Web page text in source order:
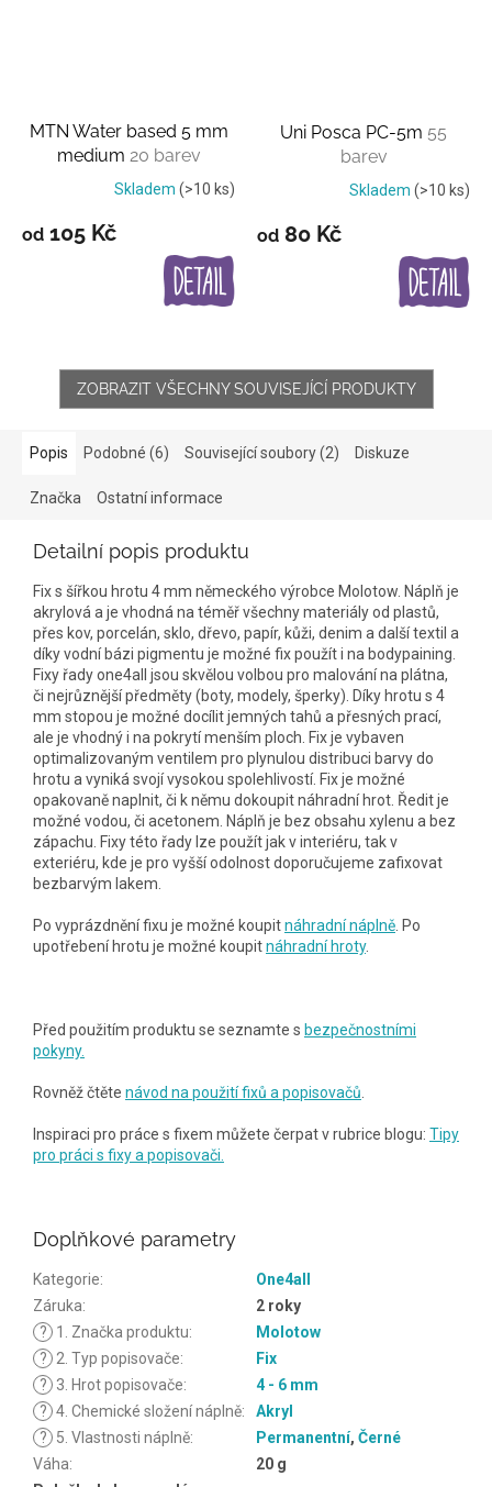
MTN Water based 5 mm
medium 20 barev
Skladem (>10 ks)
od 105 Kč
Uni Posca PC-5m 55
barev
Skladem (>10 ks)
od 80 Kč
ZOBRAZIT VŠECHNY SOUVISEJÍCÍ PRODUKTY
Popis Podobné (6) Související soubory (2) Diskuze
Značka Ostatní informace
Detailní popis produktu
Fix s šířkou hrotu 4 mm německého výrobce Molotow. Náplň je
akrylová a je vhodná na téměř všechny materiály od plastů,
přes kov, porcelán, sklo, dřevo, papír, kůži, denim a další textil a
díky vodní bázi pigmentu je možné fix použít i na bodypaining.
Fixy řady one4all jsou skvělou volbou pro malování na plátna,
či nejrůznější předměty (boty, modely, šperky). Díky hrotu s 4
mm stopou je možné docílit jemných tahů a přesných prací,
ale je vhodný i na pokrytí menším ploch. Fix je vybaven
optimalizovaným ventilem pro plynulou distribuci barvy do
hrotu a vyniká svojí vysokou spolehlivostí. Fix je možné
opakovaně naplnit, či k němu dokoupit náhradní hrot. Ředit je
možné vodou, či acetonem. Náplň je bez obsahu xylenu a bez
zápachu. Fixy této řady lze použít jak v interiéru, tak v
exteriéru, kde je pro vyšší odolnost doporučujeme zafixovat
bezbarvým lakem.
Po vyprázdnění fixu je možné koupitnáhradní náplně . Po
upotřebení hrotu je možné koupitnáhradní hroty.
Před použitím produktu se seznamte s bezpečnostními
pokyny.
Rovněž čtěte návod na použití fixů a popisovačů
Inspiraci pro práce s fixem můžete čerpat v rubrice blogu: Tipy
pro práci s fixy a popisovači.
Doplňkové parametry
Kategorie:
One4all
Záruka:
2 roky
?
1. Značka produktu:
Molotow
?
2. Typ popisovače:
Fix
?
3. Hrot popisovače:
4 - 6 mm
? 4. Chemické složení náplně:
Akryl
?
5. Vlastnosti náplně: Permanentní, Černé
Váha:
20 g